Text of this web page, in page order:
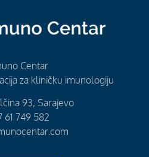
Centar
za kliničku imunologiju
93, Sarajevo
61 749 582